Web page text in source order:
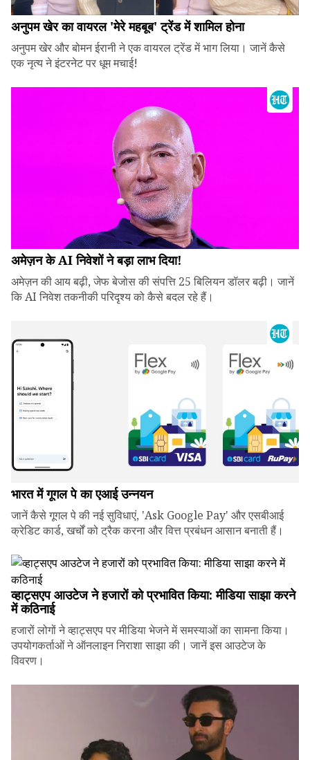
अनुपम खेर का वायरल 'मेरे महबूब' ट्रेंड में शामिल होना
अनुपम खेर और बोमन ईरानी ने एक वायरल ट्रेंड में भाग लिया। जानें कैसे
एक नृत्य ने इंटरनेट पर धूम मचाई!
अमेज़न के AI निवेशों ने बड़ा लाभ दिया!
अमेज़न की आय बढ़ी, जेफ बेजोस की संपत्ति 25 बिलियन डॉलर बढ़ी। जानें
कि AI निवेश तकनीकी परिदृश्य को कैसे बदल रहे हैं।
भारत में गूगल पे का एआई उन्नयन
जानें कैसे गूगल पे की नई सुविधाएं, 'Ask Google Pay' और एसबीआई
क्रेडिट कार्ड, खर्चों को ट्रैक करना और वित्त प्रबंधन आसान बनाती हैं।
व्हाट्सएप आउटेज ने हजारों को प्रभावित किया: मीडिया साझा करने
में कठिनाई
हजारों लोगों ने व्हाट्सएप पर मीडिया भेजने में समस्याओं का सामना किया।
उपयोगकर्ताओं ने ऑनलाइन निराशा साझा की। जानें इस आउटेज के
विवरण।